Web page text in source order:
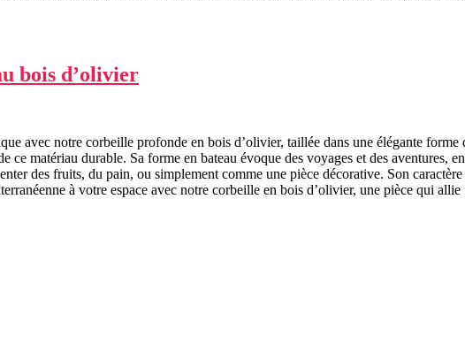
bois d’olivier
avec notre corbeille profonde en bois d’olivier, taillée dans une élégante
ce matériau durable. Sa forme en bateau évoque des voyages et des aventures,
des fruits, du pain, ou simplement comme une pièce décorative. Son
à votre espace avec notre corbeille en bois d’olivier, une pièce qui